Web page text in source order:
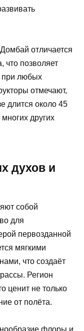
отличается
что позволяет
при любых
отмечают,
длится около 45
других
духов и
собой
для
первозданной
мягкими
что создаёт
Регион
ценит не только
от полёта.
флоры и